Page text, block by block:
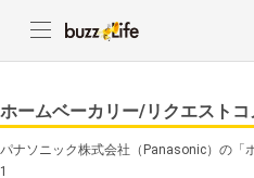
ホームベーカリー/リクエスト
パナソニック株式会社（Panasonic）の「
1